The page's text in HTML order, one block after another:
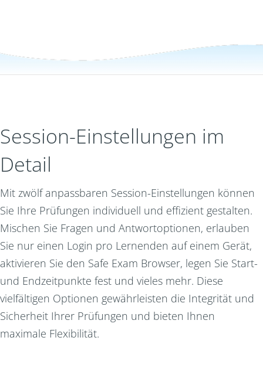
Session-Einstellungen im
Detail
Mit zwölf anpassbaren Session-Einstellungen können
Sie Ihre Prüfungen individuell und effizient gestalten.
Mischen Sie Fragen und Antwortoptionen, erlauben
Sie nur einen Login pro Lernenden auf einem Gerät,
aktivieren Sie den Safe Exam Browser, legen Sie Start-
und Endzeitpunkte fest und vieles mehr. Diese
vielfältigen Optionen gewährleisten die Integrität und
Sicherheit Ihrer Prüfungen und bieten Ihnen
maximale Flexibilität.